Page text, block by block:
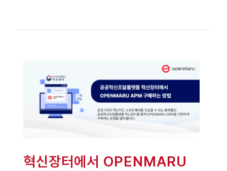
혁신장터에서 OPENMARU